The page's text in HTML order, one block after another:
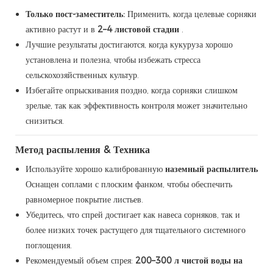
Только пост-заместитель: Применить, когда целевые сорняки
активно растут и в 2–4 листовой стадии .
Лучшие результаты достигаются, когда кукуруза хорошо
установлена ​​и полезна, чтобы избежать стресса
сельскохозяйственных культур.
Избегайте опрыскивания поздно, когда сорняки слишком
зрелые, так как эффективность контроля может значительно
снизиться.
Метод распыления & Техника
Используйте хорошо калиброванную наземный распылитель
Оснащен соплами с плоским фанком, чтобы обеспечить
равномерное покрытие листьев.
Убедитесь, что спрей достигает как навеса сорняков, так и
более низких точек растущего для тщательного системного
поглощения.
Рекомендуемый объем спрея: 200–300 л чистой воды на